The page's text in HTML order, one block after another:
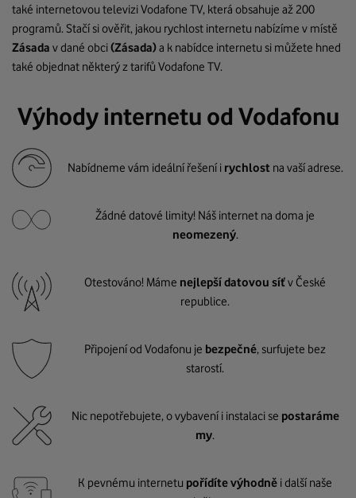
také internetovou televizi Vodafone TV, která obsahuje až 200
programů. Stačí si ověřit, jakou rychlost internetu nabízíme v místě
Zásada v dané obci(Zásada)a k nabídce internetu si můžete hned
také objednat některý z tarifů Vodafone TV.
Výhody internetu od Vodafonu
Nabídneme vám ideální řešení i rychlost na vaší adrese.
Žádné datové limity! Náš internet na doma je
neomezený.
Otestováno! Máme nejlepší datovou síťv České
republice.
Připojení od Vodafonu je bezpečné, surfujete bez
starostí.
Nic nepotřebujete, o vybavení i instalaci se postaráme
my.
K pevnému internetu pořídíte výhodně i další naše